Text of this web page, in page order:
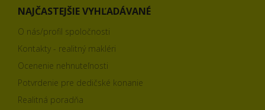
NAJČASTEJŠIE VYHĽADÁVANÉ
O nás/profil spoločnosti
Kontakty - realitný makléri
Ocenenie nehnuteľnosti
Potvrdenie pre dedičské konanie
Realitná poradňa